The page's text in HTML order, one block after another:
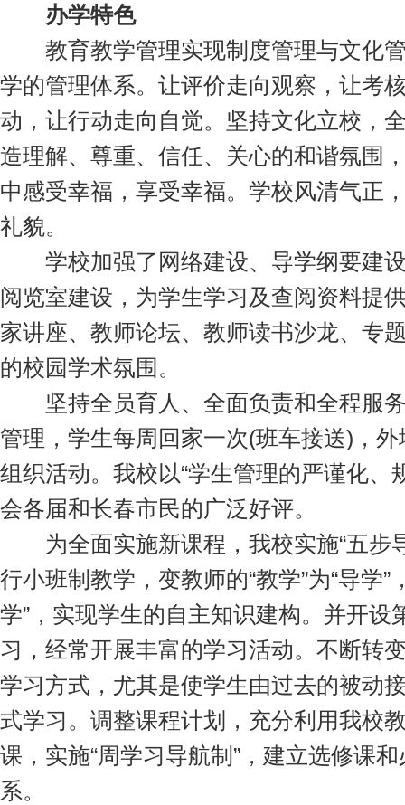
办学特色
教育教学管理实现制度管理与文化管
学的管理体系。让评价走向观察，让考
动，让行动走向自觉。坚持文化立校，
造理解、尊重、信任、关心的和谐氛围
中感受幸福，享受幸福。学校风清气正
礼貌。
学校加强了网络建设、导学纲要建设
阅览室建设，为学生学习及查阅资料提
家讲座、教师论坛、教师读书沙龙、专
的校园学术氛围。
坚持全员育人、全面负责和全程服务
管理，学生每周回家一次(班车接送)，
组织活动。我校以“学生管理的严谨化、
会各届和长春市民的广泛好评。
为全面实施新课程，我校实施“五步
行小班制教学，变教师的“教学”为“导学”
学”，实现学生的自主知识建构。并开设
习，经常开展丰富的学习活动。不断转
学习方式，尤其是使学生由过去的被动
式学习。调整课程计划，充分利用我校
课，实施“周学习导航制”，建立选修课
系。